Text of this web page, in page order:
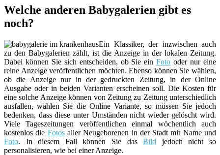
Welche anderen Babygalerien gibt es
noch?
Ein Klassiker, der inzwischen auch
zu den Babygalerien zählt, ist die Anzeige in der lokalen Zeitung.
Dabei können Sie sich entscheiden, ob Sie einFoto oder nur eine
reine Anzeige veröffentlichen möchten. Ebenso können Sie wählen,
ob die Anzeige nur in der gedruckten Zeitung, in der Online
Ausgabe oder in beiden Varianten erscheinen soll. Die Kosten für
eine solche Anzeige können von Zeitung zu Zeitung unterschiedlich
ausfallen, wählen Sie die Online Variante, so müssen Sie jedoch
bedenken, dass diese unter Umständen nicht wieder gelöscht wird.
Viele Tageszeitungen veröffentlichen einmal wöchentlich auch
kostenlos die Fotosaller Neugeborenen in der Stadt mit Name und
Foto. In diesem Fall können Sie dasBild jedoch nicht so
personalisieren, wie bei einer Anzeige.